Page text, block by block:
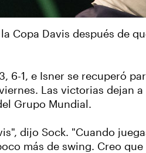
Copa Davis después de
1, e Isner se recuperó
Las victorias dejan
Grupo Mundial.
dijo Sock. "Cuando
más de swing. Creo